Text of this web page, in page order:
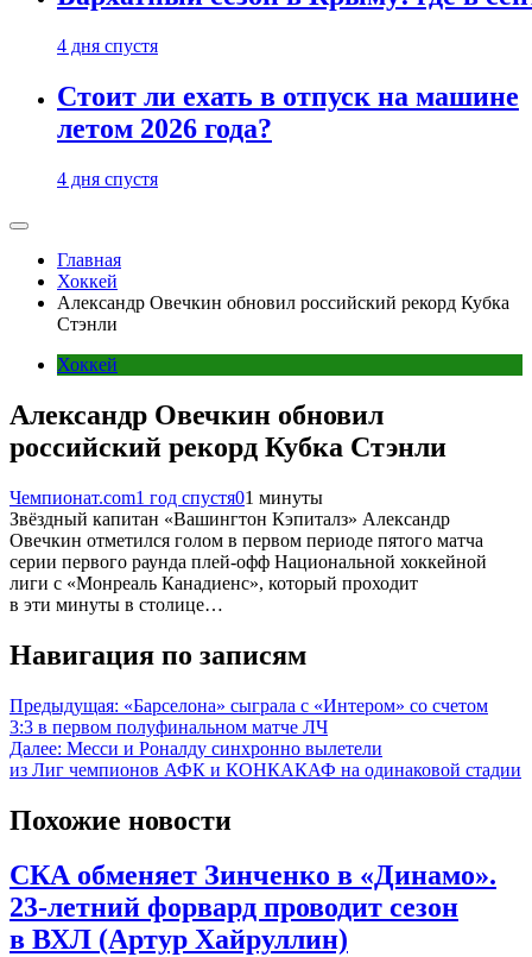
4 дня спустя
Стоит ли ехать в отпуск на машине
летом 2026 года?
4 дня спустя
Главная
Хоккей
Александр Овечкин обновил российский рекорд Кубка
Стэнли
Хоккей
Александр Овечкин обновил
российский рекорд Кубка Стэнли
Чемпионат.com1 год спустя01 минуты
Звёздный капитан «Вашингтон Кэпиталз» Александр
Овечкин отметился голом в первом периоде пятого матча
серии первого раунда плей-офф Национальной хоккейной
лиги с «Монреаль Канадиенс», который проходит
в эти минуты в столице…
Навигация по записям
Предыдущая: «Барселона» сыграла с «Интером» со счетом
3:3 в первом полуфинальном матче ЛЧ
Далее: Месси и Роналду синхронно вылетели
из Лиг чемпионов АФК и КОНКАКАФ на одинаковой стадии
Похожие новости
СКА обменяет Зинченко в «Динамо».
23-летний форвард проводит сезон
в ВХЛ (Артур Хайруллин)